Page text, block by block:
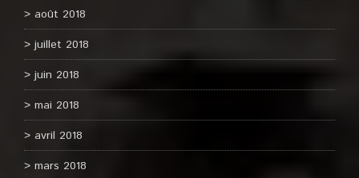
août 2018
juillet 2018
juin 2018
mai 2018
avril 2018
mars 2018